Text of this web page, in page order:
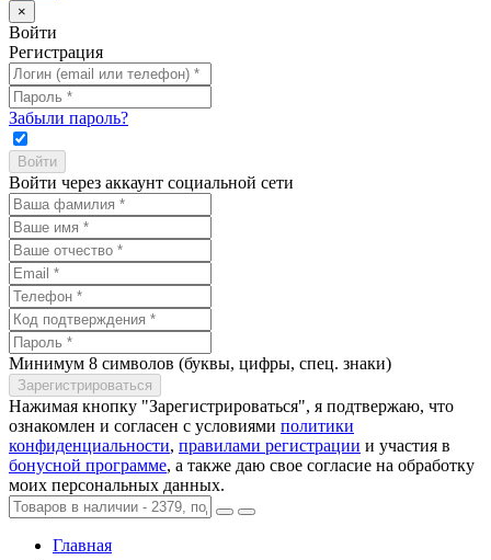
×
Войти
Регистрация
Забыли пароль?
Войти через аккаунт социальной сети
Минимум 8 символов (буквы, цифры, спец. знаки)
Нажимая кнопку "Зарегистрироваться", я подтвержаю, что
ознакомлен и согласен с условиями политики
конфиденциальности, правилами регистрации и участия в
бонусной программе, а также даю свое согласие на обработку
моих персональных данных.
Главная